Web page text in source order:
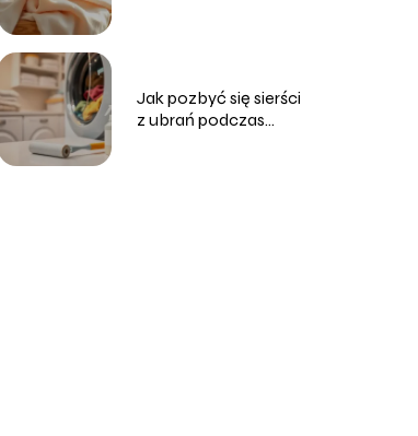
Jak pozbyć się sierści
z ubrań podczas